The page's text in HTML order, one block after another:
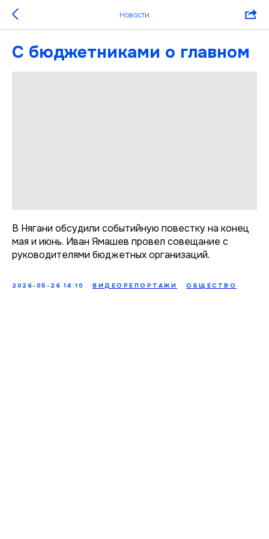
Новости
С бюджетниками о главном
В Нягани обсудили событийную повестку на конец
мая и июнь. Иван Ямашев провел совещание с
руководителями бюджетных организаций.
2026-05-26 14:10 ВИДЕОРЕПОРТАЖИ ОБЩЕСТВО